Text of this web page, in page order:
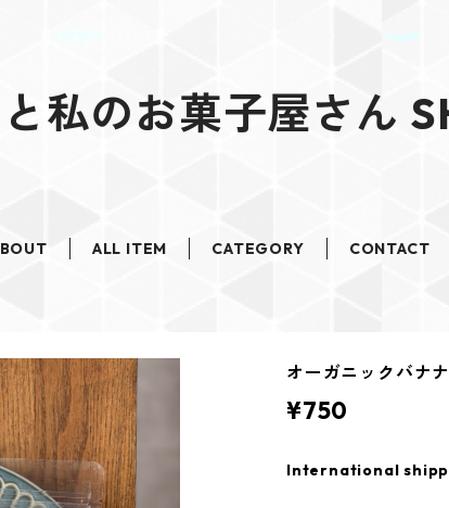
私のお菓子屋さん
ALL ITEM CATEGORY CONTACT
オーガニックバナ
¥750
International